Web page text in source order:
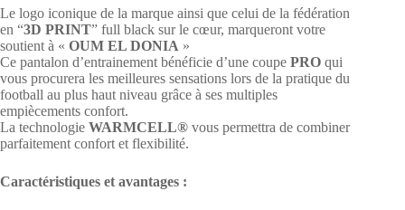
Le logo iconique de la marque ainsi que celui de la fédération
en “3D PRINT” full black sur le cœur, marqueront votre
soutient à « OUM EL DONIA »
Ce pantalon d’entrainement bénéficie d’une coupe PRO qui
vous procurera les meilleures sensations lors de la pratique du
football au plus haut niveau grâce à ses multiples
empiècements confort.
La technologie WARMCELL® vous permettra de combiner
parfaitement confort et flexibilité.
Caractéristiques et avantages :